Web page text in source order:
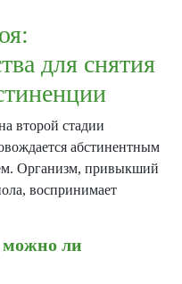
для снятия
второй стадии
абстинентным
Организм, привыкший
воспринимает